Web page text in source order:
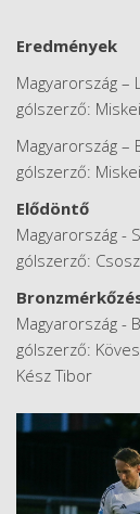
Eredmények
Magyarország –
gólszerző:
Magyarország –
gólszerző:
Elődöntő
Magyarország -
gólszerző:
Magyarország -
gólszerző:
Kész Tibor